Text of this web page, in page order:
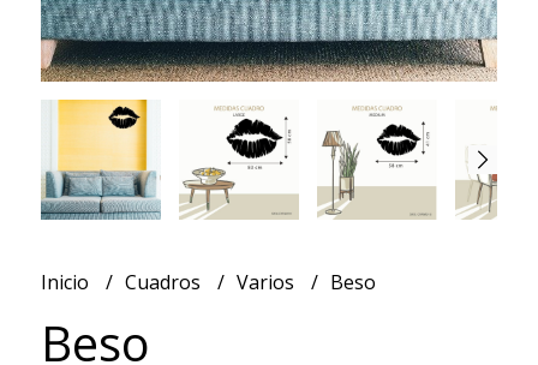
Inicio Cuadros Varios Beso
Beso